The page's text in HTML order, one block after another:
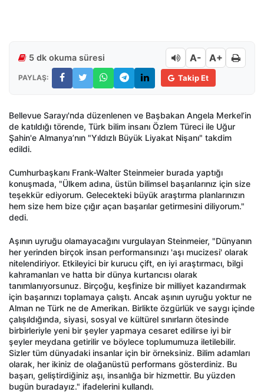
5 dk okuma süresi A- A+
PAYLAŞ: Takip Et
Bellevue Sarayı'nda düzenlenen ve Başbakan Angela Merkel’in
de katıldığı törende, Türk bilim insanı Özlem Türeci ile Uğur
Şahin'e Almanya’nın "Yıldızlı Büyük Liyakat Nişanı" takdim
edildi.
Cumhurbaşkanı Frank-Walter Steinmeier burada yaptığı
konuşmada, "Ülkem adına, üstün bilimsel başarılarınız için size
teşekkür ediyorum. Gelecekteki büyük araştırma planlarınızın
hem size hem bize çığır açan başarılar getirmesini diliyorum."
dedi.
Aşının uyruğu olamayacağını vurgulayan Steinmeier, "Dünyanın
her yerinden birçok insan performansınızı 'aşı mucizesi' olarak
nitelendiriyor. Etkileyici bir kurucu çift, en iyi araştırmacı, bilgi
kahramanları ve hatta bir dünya kurtarıcısı olarak
tanımlanıyorsunuz. Birçoğu, keşfinize bir milliyet kazandırmak
için başarınızı toplamaya çalıştı. Ancak aşının uyruğu yoktur ne
Alman ne Türk ne de Amerikan. Birlikte özgürlük ve saygı içinde
çalışıldığında, siyasi, sosyal ve kültürel sınırların ötesinde
birbirleriyle yeni bir şeyler yapmaya cesaret edilirse iyi bir
şeyler meydana getirilir ve böylece toplumumuza iletilebilir.
Sizler tüm dünyadaki insanlar için bir örneksiniz. Bilim adamları
olarak, her ikiniz de olağanüstü performans gösterdiniz. Bu
başarı, geliştirdiğiniz aşı, insanlığa bir hizmettir. Bu yüzden
bugün buradayız." ifadelerini kullandı.